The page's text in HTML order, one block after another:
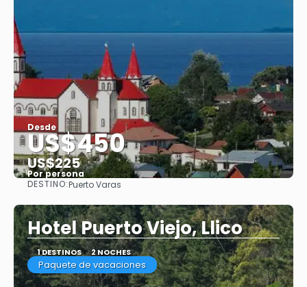
Desde
US$450
US$225
Por persona
DESTINO:Puerto Varas
Hotel Puerto Viejo, Llico
1 DESTINOS 2 NOCHES
Paquete de vacaciones